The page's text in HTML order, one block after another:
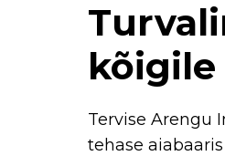
kõigile
Tervise Arengu
tehase